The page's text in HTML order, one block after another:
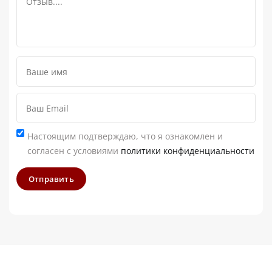
Настоящим подтверждаю, что я ознакомлен и
согласен с условиями политики конфиденциальности
Отправить